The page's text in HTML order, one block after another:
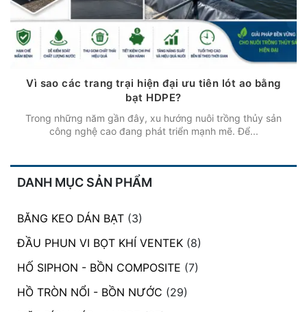
Vì sao các trang trại hiện đại ưu tiên lót ao bằng
bạt HDPE?
Trong những năm gần đây, xu hướng nuôi trồng thủy sản
công nghệ cao đang phát triển mạnh mẽ. Để...
DANH MỤC SẢN PHẨM
BĂNG KEO DÁN BẠT (3)
ĐẦU PHUN VI BỌT KHÍ VENTEK (8)
HỐ SIPHON - BỒN COMPOSITE (7)
HỒ TRÒN NỔI - BỒN NƯỚC (29)